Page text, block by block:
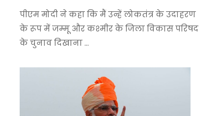
पीएम मोदी ने कहा कि मैं उन्हें लोकतंत्र के उदाहरण
के रूप में जम्मू और कश्मीर के जिला विकास परिषद
के चुनाव दिखाना ...